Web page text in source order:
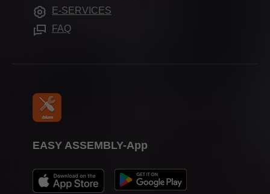
Verarbeitungshilfen
Presse
EASY ASSEMBLY-App
E-SERVICES
FAQ